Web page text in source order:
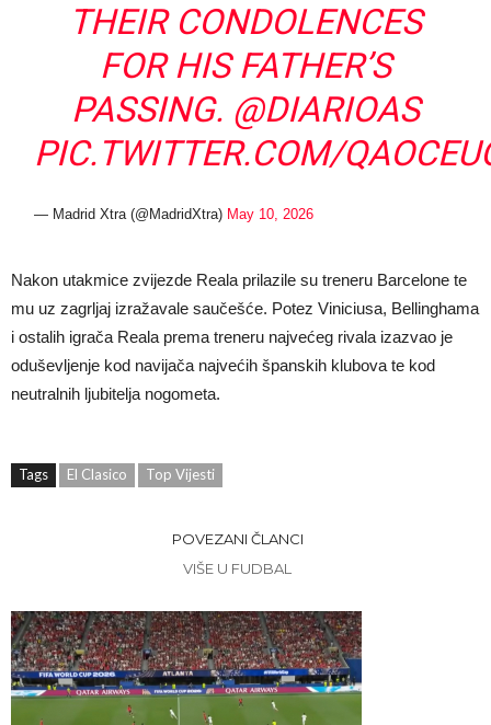
THEIR CONDOLENCES
FOR HIS FATHER’S
PASSING. @DIARIOAS
PIC.TWITTER.COM/
— Madrid Xtra (@MadridXtra) May 10, 2026
Nakon utakmice zvijezde Reala prilazile su treneru Barcelone te
mu uz zagrljaj izražavale saučešće. Potez Viniciusa, Bellinghama
i ostalih igrača Reala prema treneru najvećeg rivala izazvao je
oduševljenje kod navijača najvećih španskih klubova te kod
neutralnih ljubitelja nogometa.
Tags El Clasico Top Vijesti
POVEZANI ČLANCI
VIŠE U FUDBAL